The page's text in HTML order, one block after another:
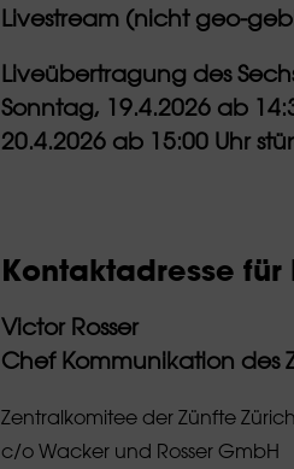
Livestream (nicht geo-
Liveübertragung des
Sonntag, 19.4.2026 ab
20.4.2026 ab 15:00 Uhr
Kontaktadresse
Victor Rosser
Chef Kommunikation des
Zentralkomitee der Zünfte
c/o Wacker und Rosser GmbH